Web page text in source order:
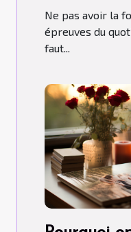
Ne pas avoir la
épreuves du
faut...